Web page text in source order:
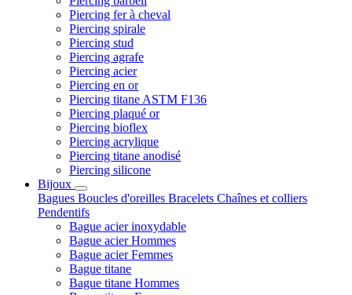
Piercing fer à cheval
Piercing spirale
Piercing stud
Piercing agrafe
Piercing acier
Piercing en or
Piercing titane ASTM F136
Piercing plaqué or
Piercing bioflex
Piercing acrylique
Piercing titane anodisé
Piercing silicone
Bijoux
Bagues Boucles d'oreilles Bracelets Chaînes et colliers
Pendentifs
Bague acier inoxydable
Bague acier Hommes
Bague acier Femmes
Bague titane
Bague titane Hommes